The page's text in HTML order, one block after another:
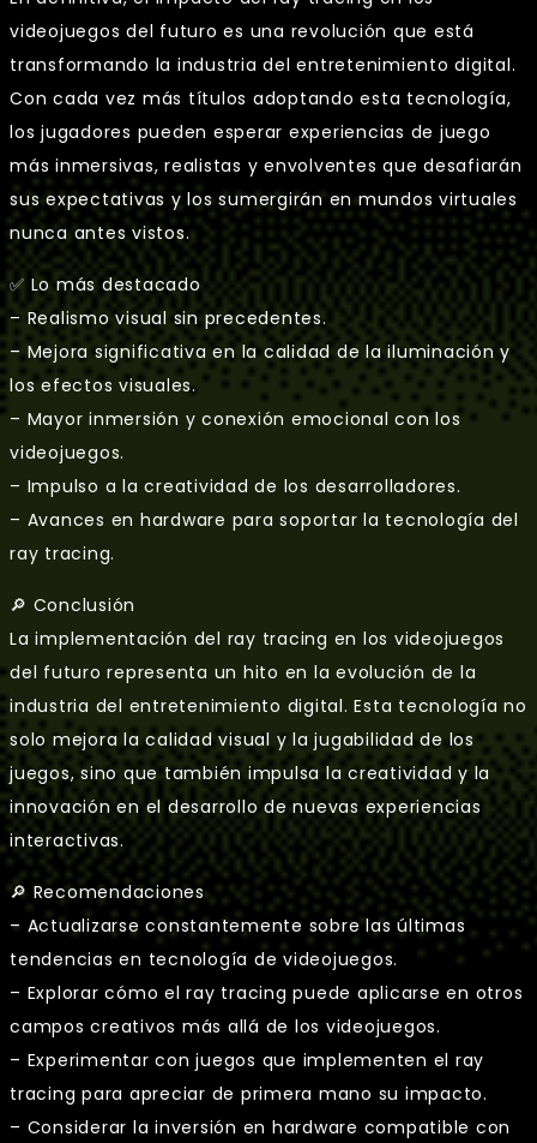
videojuegos del futuro es una revolución que está
transformando la industria del entretenimiento digital.
Con cada vez más títulos adoptando esta tecnología,
los jugadores pueden esperar experiencias de juego
más inmersivas, realistas y envolventes que desafiarán
sus expectativas y los sumergirán en mundos virtuales
nunca antes vistos.
✅ Lo más destacado
– Realismo visual sin precedentes.
– Mejora significativa en la calidad de la iluminación y
los efectos visuales.
– Mayor inmersión y conexión emocional con los
videojuegos.
– Impulso a la creatividad de los desarrolladores.
– Avances en hardware para soportar la tecnología del
ray tracing.
🔎 Conclusión
La implementación del ray tracing en los videojuegos
del futuro representa un hito en la evolución de la
industria del entretenimiento digital. Esta tecnología no
solo mejora la calidad visual y la jugabilidad de los
juegos, sino que también impulsa la creatividad y la
innovación en el desarrollo de nuevas experiencias
interactivas.
🔎 Recomendaciones
– Actualizarse constantemente sobre las últimas
tendencias en tecnología de videojuegos.
– Explorar cómo el ray tracing puede aplicarse en otros
campos creativos más allá de los videojuegos.
– Experimentar con juegos que implementen el ray
tracing para apreciar de primera mano su impacto.
– Considerar la inversión en hardware compatible con